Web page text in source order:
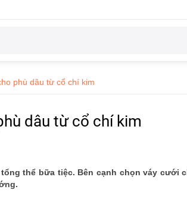
phù dâu từ cổ chí kim
dâu từ cổ chí kim
thể bữa tiệc. Bên cạnh chọn váy cưới